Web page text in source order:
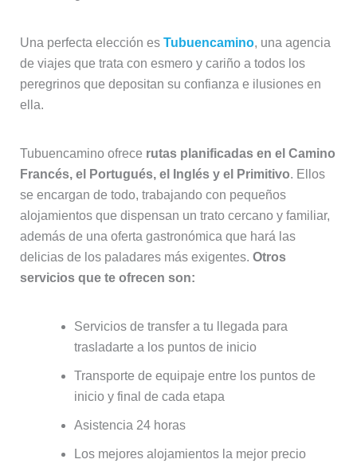
Una perfecta elección es Tubuencamino, una agencia
de viajes que trata con esmero y cariño a todos los
peregrinos que depositan su confianza e ilusiones en
ella.
Tubuencamino ofrece rutas planificadas en el Camino
Francés, el Portugués, el Inglés y el Primitivo. Ellos
se encargan de todo, trabajando con pequeños
alojamientos que dispensan un trato cercano y familiar,
además de una oferta gastronómica que hará las
delicias de los paladares más exigentes. Otros
servicios que te ofrecen son:
Servicios de transfer a tu llegada para
trasladarte a los puntos de inicio
Transporte de equipaje entre los puntos de
inicio y final de cada etapa
Asistencia 24 horas
Los mejores alojamientos la mejor precio